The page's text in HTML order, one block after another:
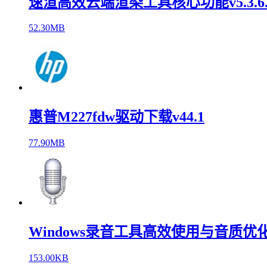
52.30MB
惠普M227fdw驱动下载v44.1
77.90MB
Windows录音工具高效使用与音质优
153.00KB